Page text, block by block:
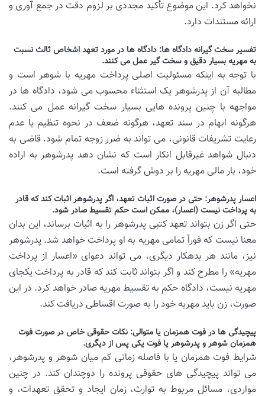
نخواهد کرد. این موضوع تأکید مجددی بر لزوم دقت در جمع آوری و
ارائه مستندات دارد.
تفسیر سخت گیرانه دادگاه ها: دادگاه ها در مورد تعهد اشخاص ثالث نسبت
به مهریه بسیار دقیق و سخت گیر عمل می کنند.
با توجه به اینکه مسئولیت اصلی پرداخت مهریه با شوهر است و
مطالبه آن از پدرشوهر یک استثناء محسوب می شود، دادگاه ها در
مواجهه با چنین پرونده هایی بسیار سخت گیرانه عمل می کنند.
هرگونه ابهام در سند تعهد، هرگونه ضعف در نحوه تنظیم یا عدم
رعایت تشریفات قانونی، می تواند به ضرر زوجه تمام شود. قاضی به
دنبال شواهد غیرقابل انکار است که نشان دهد پدرشوهر به اراده
خود، بار مالی مهریه را بر دوش گرفته است.
اعسار پدرشوهر: حتی در صورت اثبات تعهد، اگر پدرشوهر اثبات کند که قادر
به پرداخت نیست (اعسار)، ممکن است حکم تقسیط صادر شود.
حتی اگر زن بتواند تعهد کتبی پدرشوهر را به اثبات برساند، این بدان
معنا نیست که فوراً تمامی مهریه به او پرداخت خواهد شد. پدرشوهر
نیز، مانند هر بدهکار دیگری، می تواند دعوای «اعسار از پرداخت
مهریه» را مطرح کند و اگر بتواند ثابت کند که قادر به پرداخت یکجای
مهریه نیست، دادگاه حکم به تقسیط مهریه صادر خواهد کرد. در این
صورت، زن باید مهریه خود را به صورت اقساطی دریافت کند.
پیچیدگی ها در فوت همزمان یا متوالی: نکات حقوقی خاص در صورت فوت
همزمان شوهر و پدرشوهر یا فوت یکی پس از دیگری.
شرایط فوت همزمان یا با فاصله زمانی کم میان شوهر و پدرشوهر،
می تواند پیچیدگی های حقوقی پرونده را دوچندان کند. در چنین
مواردی، مسائل مربوط به توارث، زمان ایجاد و تحقق تعهدات، و